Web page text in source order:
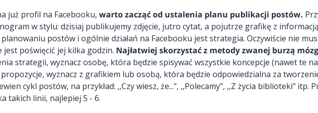
już profil na Facebooku, warto zacząć od ustalenia planu publikacji postów.
w stylu: dzisiaj publikujemy zdjęcie, jutro cytat, a pojutrze grafikę z
postów i ogólnie działań na Facebooku jest strategia. Oczywiście nie
poświęcić jej kilka godzin. Najłatwiej skorzystać z metody zwanej burzą
strategii, wyznacz osobę, która będzie spisywać wszystkie koncepcje (nawet te
wyznacz z grafikiem lub osobą, która będzie odpowiedzialna za
cykl postów, na przykład: ,,Czy wiesz, że...", ,,Polecamy", ,,Z życia biblioteki" itp.
takich linii, najlepiej 5 - 6.